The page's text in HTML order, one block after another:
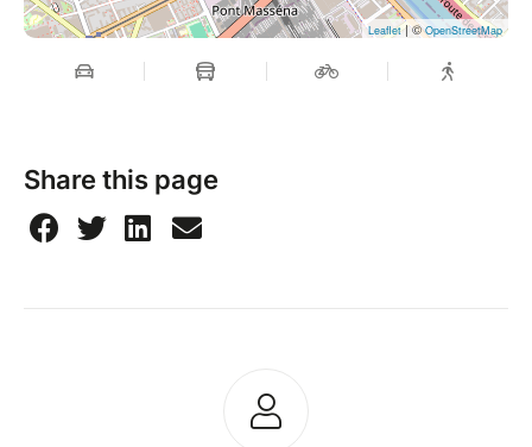
Leaflet| ©OpenStreetMap
Share this page